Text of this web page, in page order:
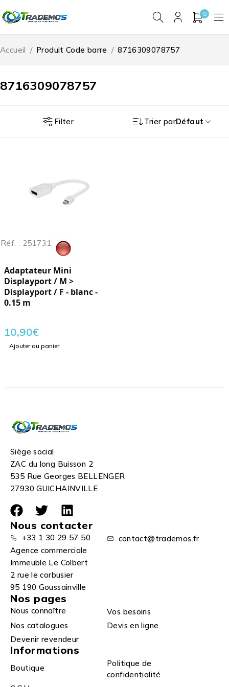
0
8716309078757
Accueil / Produit Code barre / 8716309078757
Filter Trier parDéfaut
Réf. : 251731
Adaptateur Mini
Displayport / M >
Displayport / F - blanc -
0.15 m
10,90€
Ajouter au panier
Siège social
ZAC du long Buisson 2
535 Rue Georges BELLENGER
27930 GUICHAINVILLE
Nous contacter
+33 1 30 29 57 50
contact@trademos.fr
Agence commerciale
Immeuble Le Colbert
2 rue le corbusier
95 190 Goussainville
Nos pages
Nous connaître
Vos besoins
Nos catalogues
Devis en ligne
Devenir revendeur
Informations
Boutique
Politique de
confidentialité